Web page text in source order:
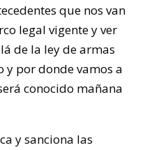
que nos van
legal vigente y ver
de la ley de armas
y por donde vamos a
conocido mañana
y sanciona las